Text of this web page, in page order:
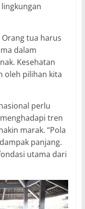
Orang tua harus
dalam
Kesehatan
oleh pilihan kita
perlu
tren
marak. “Pola
panjang.
utama dari